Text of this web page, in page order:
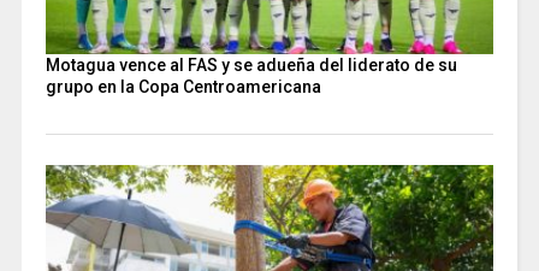
Motagua vence al FAS y se adueña del liderato de su
grupo en la Copa Centroamericana